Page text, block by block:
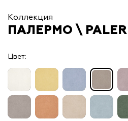
Коллекция
ПАЛЕРМО \
Цвет: